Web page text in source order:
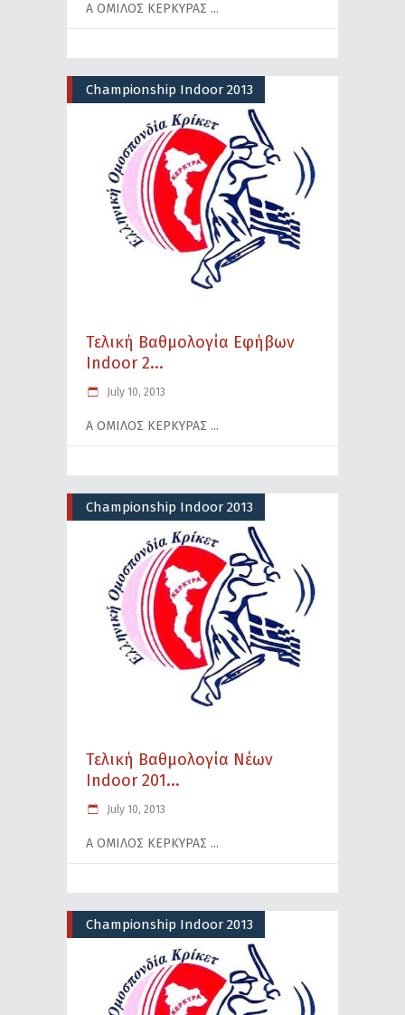
Α ΟΜΙΛΟΣ ΚΕΡΚΥΡΑΣ
Championship Indoor 2013
Τελική Βαθμολογία Εφήβων
Indoor 2...
July 10, 2013
Α ΟΜΙΛΟΣ ΚΕΡΚΥΡΑΣ
Championship Indoor 2013
Τελική Βαθμολογία Νέων
Indoor 201...
July 10, 2013
Α ΟΜΙΛΟΣ ΚΕΡΚΥΡΑΣ
Championship Indoor 2013